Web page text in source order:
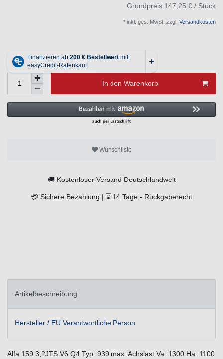
Grundpreis 147,25 € / Stück
* inkl. ges. MwSt. zzgl. Versandkosten
In den Warenkorb
Wunschliste
🚚 Kostenloser Versand Deutschlandweit
💳 Sichere Bezahlung | ⌛ 14 Tage - Rückgaberecht
Artikelbeschreibung
Hersteller / EU Verantwortliche Person
Alfa 159 3,2JTS V6 Q4 Typ: 939 max. Achslast Va: 1300 Ha: 1100